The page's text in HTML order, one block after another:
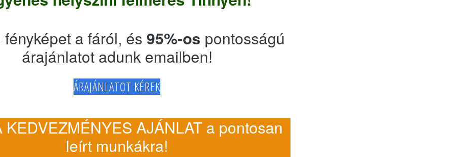
fényképet a fáról, és 95%-os pontosságú
árajánlatot adunk emailben!
ÁRAJÁNLATOT KÉREK
KEDVEZMÉNYES AJÁNLAT a pontosan
leírt munkákra!